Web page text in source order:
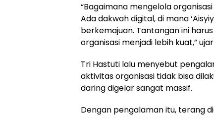
“Bagaimana mengelola
Ada dakwah digital, di mana
berkemajuan. Tantangan ini
organisasi menjadi lebih kuat,”
Tri Hastuti lalu menyebut
aktivitas organisasi tidak bisa
daring digelar sangat massif.
Dengan pengalaman itu, terang